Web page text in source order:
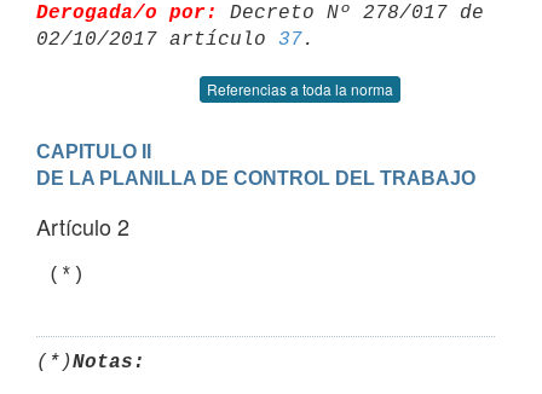
Derogada/o por:
Decreto Nº 278/017 de
02/10/2017 artículo 37
Referencias a toda la norma
CAPITULO II
DE LA PLANILLA DE CONTROL DEL TRABAJO
Artículo 2
(*)
(*)Notas: